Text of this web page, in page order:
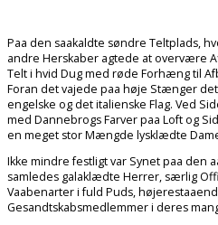
Paa den saakaldte søndre Teltplads,
andre Herskaber agtede at overvære
Telt i hvid Dug med røde Forhæng til
Foran det vajede paa høje Stænger
engelske og det italienske Flag. Ved
med Dannebrogs Farver paa Loft og
en meget stor Mængde lysklædte
Ikke mindre festligt var Synet paa den
samledes galaklædte Herrer, særlig
Vaabenarter i fuld Puds,
Gesandtskabsmedlemmer i deres